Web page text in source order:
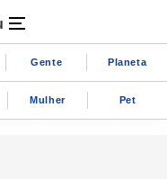
Gente Planeta
Mulher Pet